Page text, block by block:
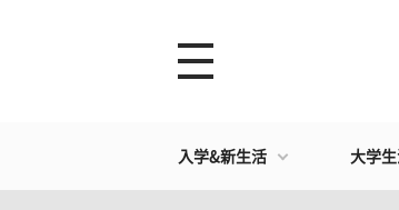
入学&新生活 大学